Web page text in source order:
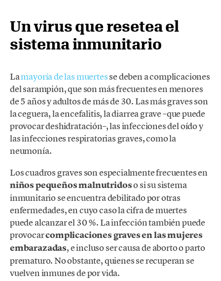
Un virus que resetea el
sistema inmunitario
Lamayoría de las muertesse deben a complicaciones
del sarampión, que son más frecuentes en menores
de 5 años y adultos de más de 30. Las más graves son
la ceguera, la encefalitis, la diarrea grave –que puede
provocar deshidratación–, las infecciones del oído y
las infecciones respiratorias graves, como la
neumonía.
Los cuadros graves son especialmente frecuentes en
niños pequeños malnutridoso si su sistema
inmunitario se encuentra debilitado por otras
enfermedades, en cuyo caso la cifra de muertes
puede alcanzar el 30 %. La infección también puede
provocarcomplicaciones graves en las mujeres
embarazadas, e incluso ser causa de aborto o parto
prematuro. No obstante, quienes se recuperan se
vuelven inmunes de por vida.